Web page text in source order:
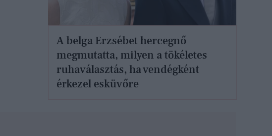
A belga Erzsébet hercegnő
megmutatta, milyen a tökéletes
ruhaválasztás, ha vendégként
érkezel esküvőre